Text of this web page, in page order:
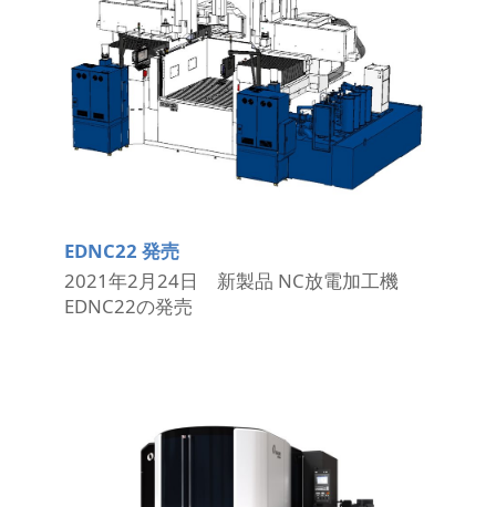
EDNC22 発売
2021年2月24日 新製品 NC放電加工機
EDNC22の発売